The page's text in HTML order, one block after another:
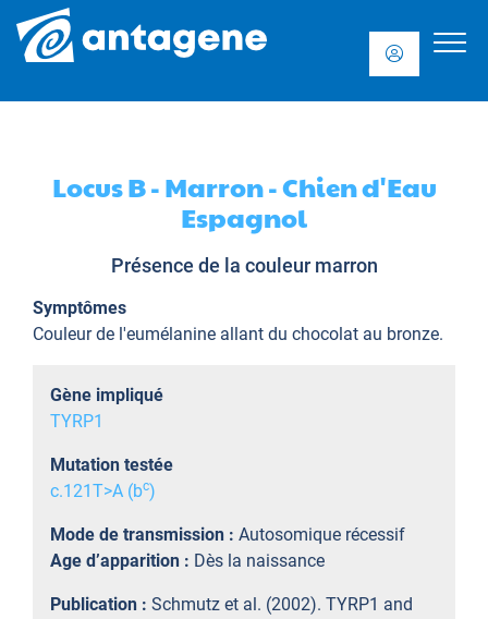
Locus B - Marron - Chien d'Eau
Espagnol
Présence de la couleur marron
Symptômes
Couleur de l'eumélanine allant du chocolat au bronze.
Gène impliqué
TYRP1
Mutation testée
c.121T>A (bc)
Mode de transmission : Autosomique récessif
Age d’apparition : Dès la naissance
Publication : Schmutz et al. (2002). TYRP1 and